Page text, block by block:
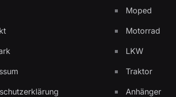
Moped
Motorrad
LKW
Traktor
Anhänger